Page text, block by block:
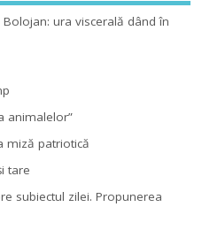
Bolojan: ura viscerală dând în
animalelor”
miză patriotică
tare
subiectul zilei. Propunerea